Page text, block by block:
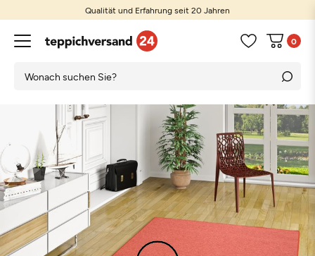
Qualität und Erfahrung seit 20 Jahren
0